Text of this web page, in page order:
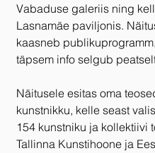
Vabaduse galeriis ning
Lasnamäe paviljonis.
kaasneb
täpsem info selgub
Näitusele esitas oma
kunstnikku, kelle seast
154 kunstniku ja kollektiivi
Tallinna Kunstihoone ja